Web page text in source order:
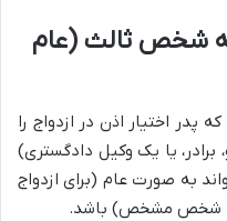
به شخص ثالث (عام
پدر اختیار اذن در ازدواج را
برادر، یا یک وکیل دادگستری)
به صورت عام (برای ازدواج
با شخص مشخص) باشد.